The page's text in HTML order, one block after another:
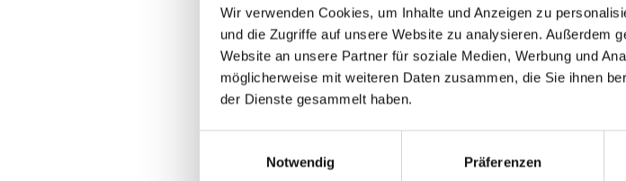
Wir verwenden Cookies, um Inhalte und Anzeigen zu
und die Zugriffe auf unsere Website zu analysieren. Außerdem
Website an unsere Partner für soziale Medien, Werbung und
möglicherweise mit weiteren Daten zusammen, die Sie ihnen
der Dienste gesammelt haben.
Notwendig
Präferenzen
Elektro
Kraftstoff
1km 300kw
Euro 6
2525kg
-/-